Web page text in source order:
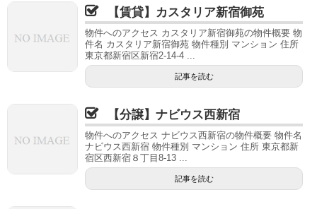
【賃貸】カスタリア新宿御苑
物件へのアクセス カスタリア新宿御苑の物件概要 物
件名 カスタリア新宿御苑 物件種別 マンション 住所
東京都新宿区新宿2-14-4 ...
記事を読む
【分譲】ナビウス西新宿
物件へのアクセス ナビウス西新宿の物件概要 物件名
ナビウス西新宿 物件種別 マンション 住所 東京都新
宿区西新宿８丁目8-13 ...
記事を読む